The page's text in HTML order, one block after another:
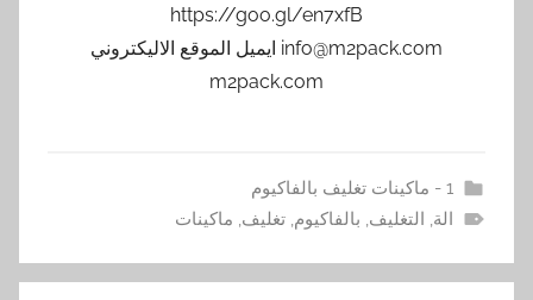
https://goo.gl/en7xfB
info@m2pack.com ايميل الموقع الاليكتروني
m2pack.com
1 - ماكينات تغليف بالفاكيوم
الة, التغليف, بالفاكيوم,تغليف, ماكينات